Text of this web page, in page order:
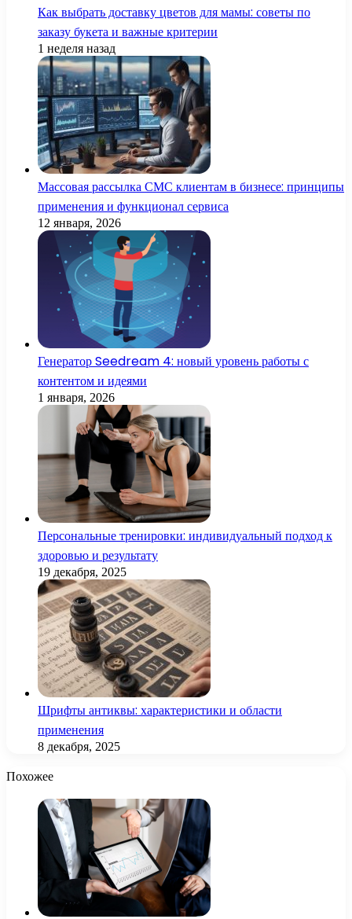
Как выбрать доставку цветов для мамы: советы по
заказу букета и важные критерии
1 неделя назад
Массовая рассылка СМС клиентам в бизнесе: принципы
применения и функционал сервиса
12 января, 2026
Генератор Seedream 4: новый уровень работы с
контентом и идеями
1 января, 2026
Персональные тренировки: индивидуальный подход к
здоровью и результату
19 декабря, 2025
Шрифты антиквы: характеристики и области
применения
8 декабря, 2025
Похожее